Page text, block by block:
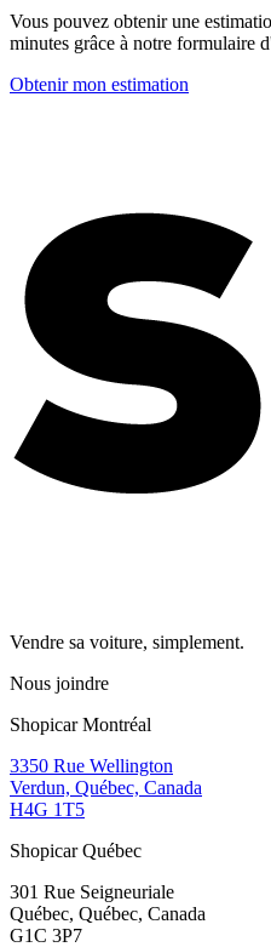
Vous pouvez obtenir une
minutes grâce à notre formulaire
Obtenir mon estimation
Vendre sa voiture, simplement.
Nous joindre
Shopicar Montréal
3350 Rue Wellington
Verdun, Québec, Canada
H4G 1T5
Shopicar Québec
301 Rue Seigneuriale
Québec, Québec, Canada
G1C 3P7